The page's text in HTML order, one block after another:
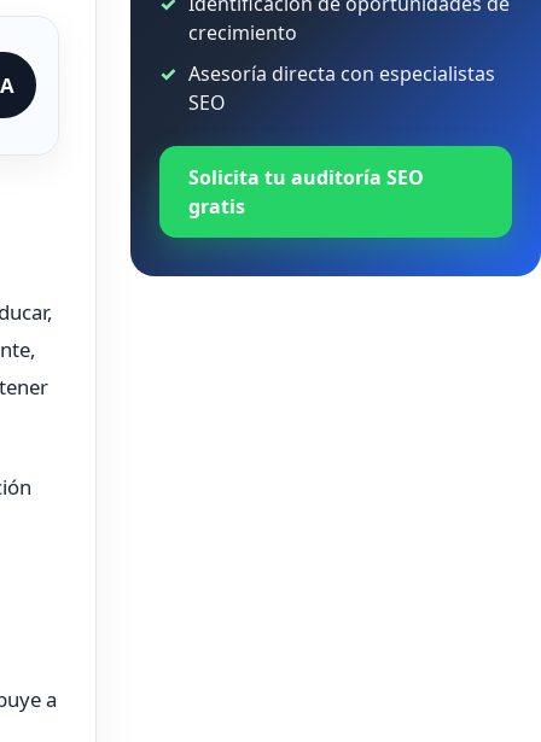
a
crecimiento
Asesoría directa con especialistas
SEO
Solicita tu auditoría SEO
gratis